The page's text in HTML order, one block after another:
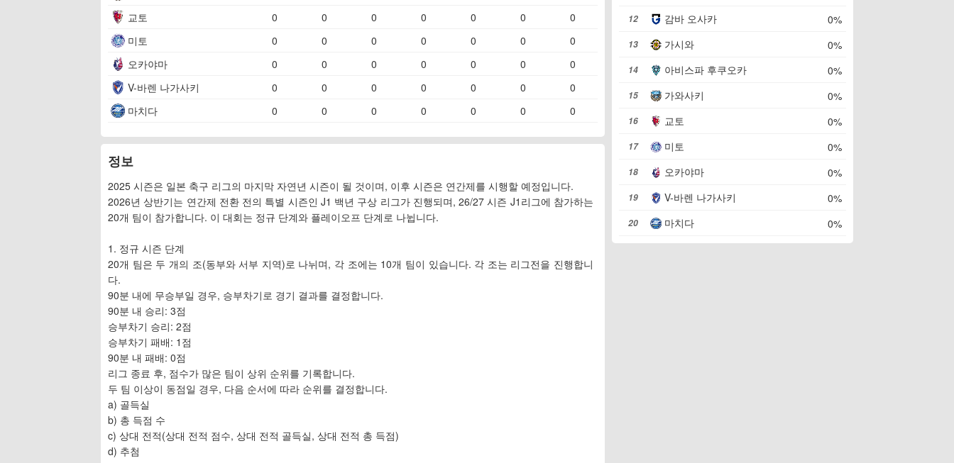
교토
0 0 0 0 0 0
0
미토
0 0 0 0 0 0
0
오카야마
0 0 0 0 0 0
0
V-바렌 나가사키
0 0 0 0 0 0
0
마치다
0 0 0 0 0 0 0
정보
2025 시즌은 일본 축구 리그의 마지막 자연년 시즌이 될 것이며, 이후 시즌은 연간제를 시행할 예정입니다.
2026년 상반기는 연간제 전환 전의 특별 시즌인 J1 백년 구상 리그가 진행되며, 26/27 시즌 J1리그에 참가하는
20개 팀이 참가합니다. 이 대회는 정규 단계와 플레이오프 단계로 나뉩니다.
1. 정규 시즌 단계
20개 팀은 두 개의 조(동부와 서부 지역)로 나뉘며, 각 조에는 10개 팀이 있습니다. 각 조는 리그전을 진행합니
다.
90분 내에 무승부일 경우, 승부차기로 경기 결과를 결정합니다.
90분 내 승리: 3점
승부차기 승리: 2점
승부차기 패배: 1점
90분 내 패배: 0점
리그 종료 후, 점수가 많은 팀이 상위 순위를 기록합니다.
두 팀 이상이 동점일 경우, 다음 순서에 따라 순위를 결정합니다.
a) 골득실
b) 총 득점 수
c) 상대 전적(상대 전적 점수, 상대 전적 골득실, 상대 전적 총 득점)
d) 추첨
12 감바 오사카 0%
13 가시와 0%
14 아비스파 후쿠오카 0%
15 가와사키 0%
16 교토 0%
17 미토 0%
18 오카야마 0%
19 V-바렌 나가사키 0%
20 마치다 0%